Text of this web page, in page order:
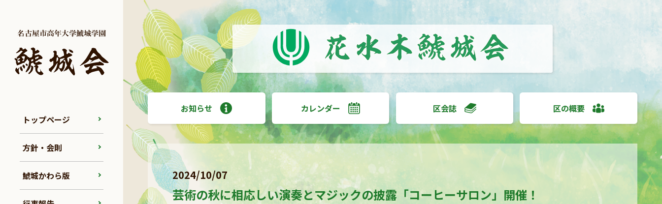
トップページ
方針・会則
鯱城かわら版
お知らせ カレンダー 区会誌 区の概要
2024/10/07
芸術の秋に相応しい演奏とマジックの披露「コーヒーサロン」開催！